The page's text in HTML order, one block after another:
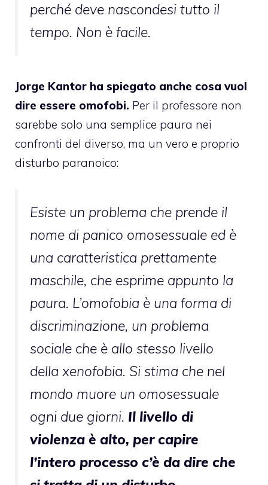
perché deve nascondesi tutto il
tempo. Non è facile.
Jorge Kantor ha spiegato anche cosa vuol
dire essere omofobi. Per il professore non
sarebbe solo una semplice paura nei
confronti del diverso, ma un vero e proprio
disturbo paranoico:
Esiste un problema che prende il
nome di panico omosessuale ed è
una caratteristica prettamente
maschile, che esprime appunto la
paura. L’omofobia è una forma di
discriminazione, un problema
sociale che è allo stesso livello
della xenofobia. Si stima che nel
mondo muore un omosessuale
ogni due giorni. Il livello di
violenza è alto, per capire
l’intero processo c’è da dire che